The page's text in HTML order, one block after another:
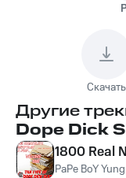
Скачать
Другие
Dope Dick
1800 Real
PaPe BoY